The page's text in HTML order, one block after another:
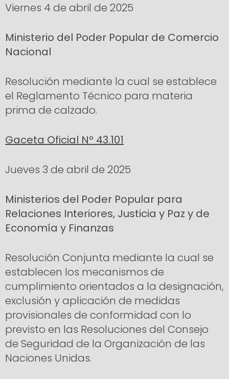
Viernes 4 de abril de 2025
Ministerio del Poder Popular de Comercio
Nacional
Resolución mediante la cual se establece
el Reglamento Técnico para materia
prima de calzado.
Gaceta Oficial Nº 43.101
Jueves 3 de abril de 2025
Ministerios del Poder Popular para
Relaciones Interiores, Justicia y Paz y de
Economía y Finanzas
Resolución Conjunta mediante la cual se
establecen los mecanismos de
cumplimiento orientados a la designación,
exclusión y aplicación de medidas
provisionales de conformidad con lo
previsto en las Resoluciones del Consejo
de Seguridad de la Organización de las
Naciones Unidas.